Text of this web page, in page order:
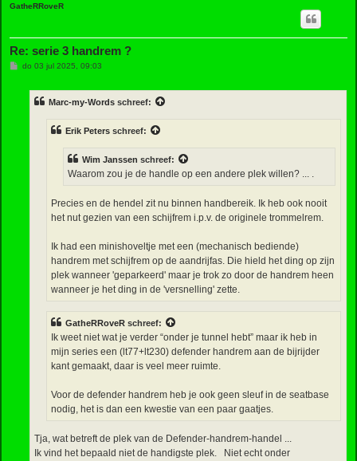
GatheRRoveR
Re: serie 3 handrem ?
Bdo 03 jul 2025, 09:03
Marc-my-Words schreef:
Erik Peters schreef:
Wim Janssen schreef:
Waarom zou je de handle op een andere plek willen? ... .
Precies en de hendel zit nu binnen handbereik. Ik heb ook nooit
het nut gezien van een schijfrem i.p.v. de originele trommelrem.
Ik had een minishoveltje met een (mechanisch bediende)
handrem met schijfrem op de aandrijfas. Die hield het ding op zijn
plek wanneer 'geparkeerd' maar je trok zo door de handrem heen
wanneer je het ding in de 'versnelling' zette.
GatheRRoveR schreef:
Ik weet niet wat je verder “onder je tunnel hebt” maar ik heb in
mijn series een (lt77+lt230) defender handrem aan de bijrijder
kant gemaakt, daar is veel meer ruimte.
Voor de defender handrem heb je ook geen sleuf in de seatbase
nodig, het is dan een kwestie van een paar gaatjes.
Tja, wat betreft de plek van de Defender-handrem-handel ...
Ik vind het bepaald niet de handigste plek. Niet echt onder